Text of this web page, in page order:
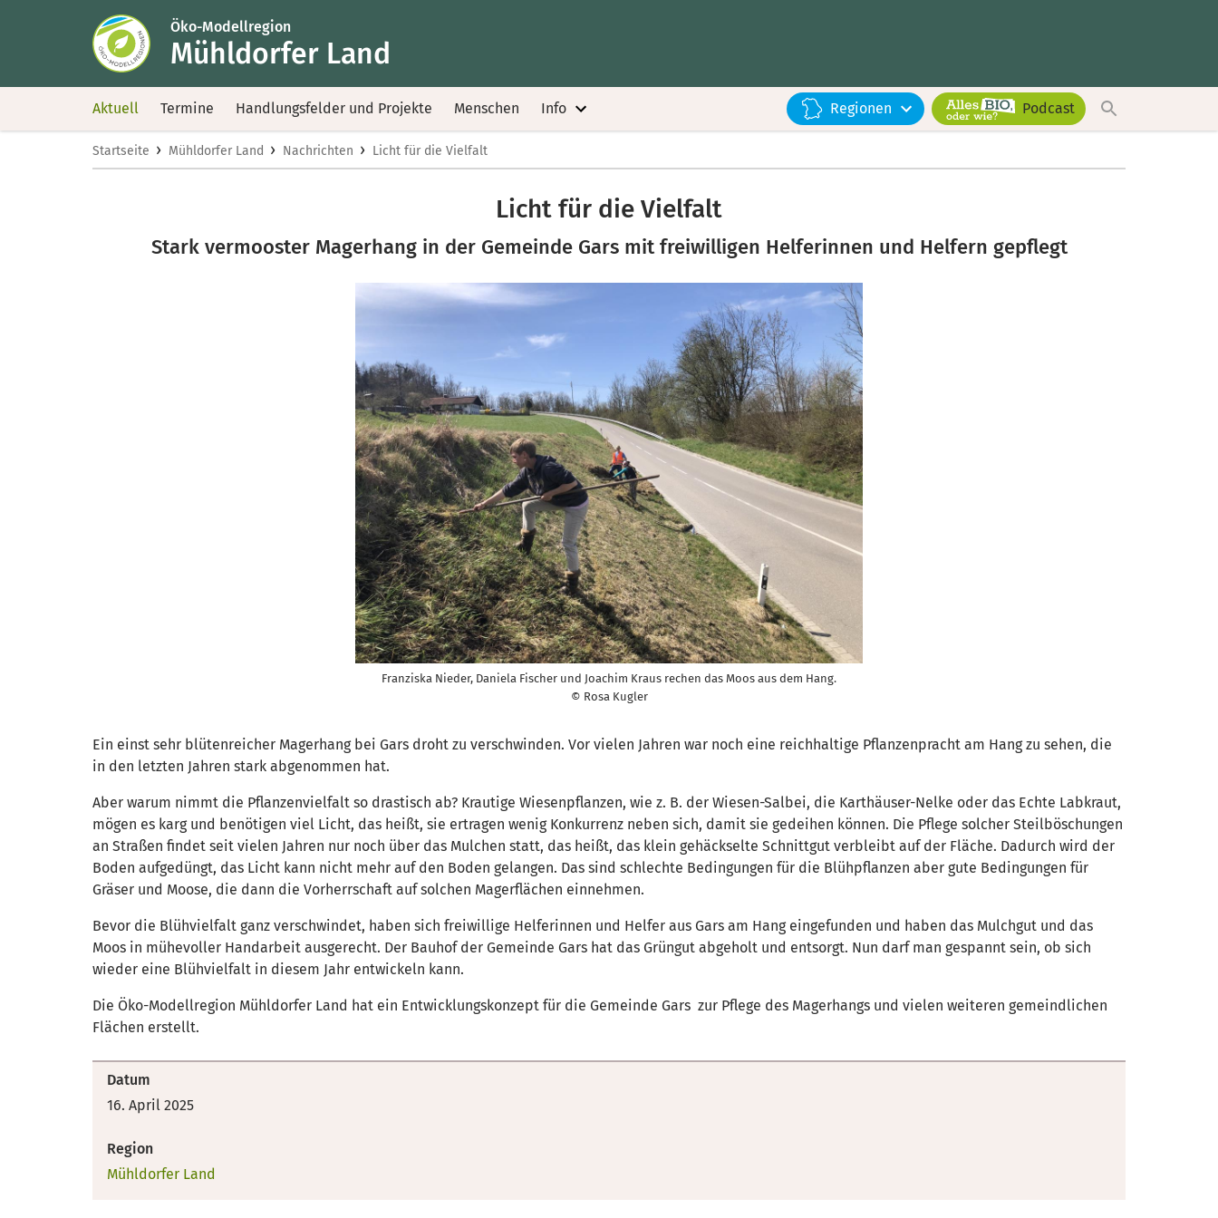
Öko-Modellregion
Mühldorfer Land
Aktuell Termine Handlungsfelder und Projekte Menschen Info Regionen Podcast
Startseite › Mühldorfer Land › Nachrichten › Licht für die Vielfalt
Licht für die Vielfalt
Stark vermooster Magerhang in der Gemeinde Gars mit freiwilligen Helferinnen und Helfern gepflegt
Franziska Nieder, Daniela Fischer und Joachim Kraus rechen das Moos aus dem Hang.
© Rosa Kugler
Ein einst sehr blütenreicher Magerhang bei Gars droht zu verschwinden. Vor vielen Jahren war noch eine reichhaltige Pflanzenpracht am Hang zu sehen, die
in den letzten Jahren stark abgenommen hat.
Aber warum nimmt die Pflanzenvielfalt so drastisch ab? Krautige Wiesenpflanzen, wie z. B. der Wiesen-Salbei, die Karthäuser-Nelke oder das Echte Labkraut,
mögen es karg und benötigen viel Licht, das heißt, sie ertragen wenig Konkurrenz neben sich, damit sie gedeihen können. Die Pflege solcher Steilböschungen
an Straßen findet seit vielen Jahren nur noch über das Mulchen statt, das heißt, das klein gehäckselte Schnittgut verbleibt auf der Fläche. Dadurch wird der
Boden aufgedüngt, das Licht kann nicht mehr auf den Boden gelangen. Das sind schlechte Bedingungen für die Blühpflanzen aber gute Bedingungen für
Gräser und Moose, die dann die Vorherrschaft auf solchen Magerflächen einnehmen.
Bevor die Blühvielfalt ganz verschwindet, haben sich freiwillige Helferinnen und Helfer aus Gars am Hang eingefunden und haben das Mulchgut und das
Moos in mühevoller Handarbeit ausgerecht. Der Bauhof der Gemeinde Gars hat das Grüngut abgeholt und entsorgt. Nun darf man gespannt sein, ob sich
wieder eine Blühvielfalt in diesem Jahr entwickeln kann.
Die Öko-Modellregion Mühldorfer Land hat ein Entwicklungskonzept für die Gemeinde Gars zur Pflege des Magerhangs und vielen weiteren gemeindlichen
Flächen erstellt.
Datum
16. April 2025
Region
Mühldorfer Land